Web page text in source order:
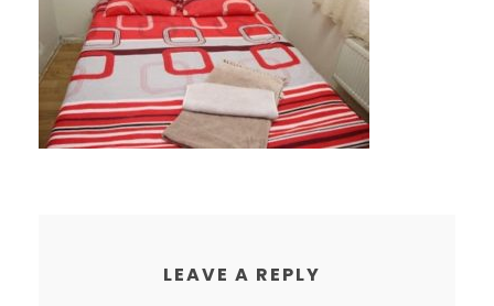
LEAVE A REPLY